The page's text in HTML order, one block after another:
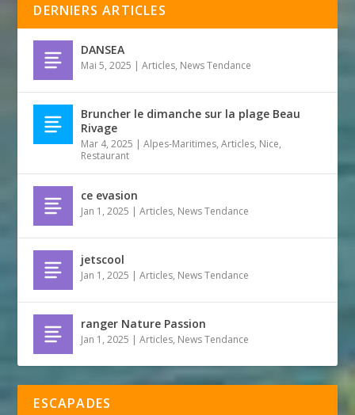
DERNIERS ARTICLES
DANSEA
Mai 5, 2025 |Articles, News Tendance
Bruncher le dimanche sur la plage Beau
Rivage
Mar 4, 2025 |Alpes-Maritimes,Articles, Nice,
Restaurant
ce evasion
Jan 1, 2025 |Articles, News Tendance
jetscool
Jan 1, 2025 |Articles, News Tendance
ranger Nature Passion
Jan 1, 2025 |Articles, News Tendance
ESCAPADES